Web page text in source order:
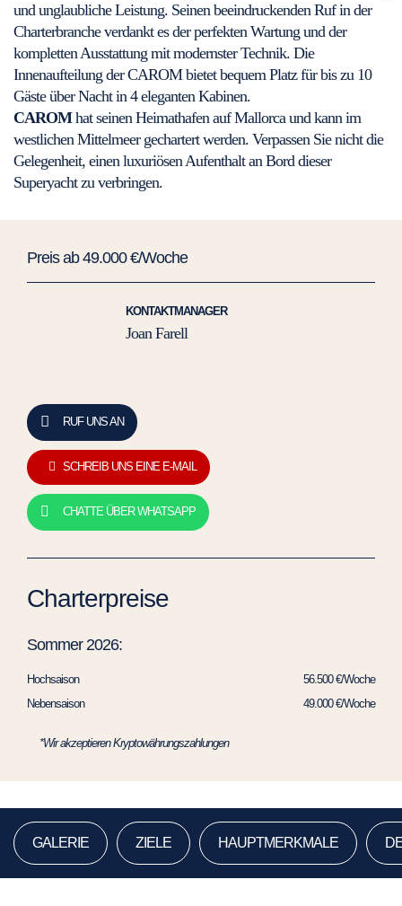
und unglaubliche Leistung. Seinen beeindruckenden Ruf in der
Charterbranche verdankt es der perfekten Wartung und der
kompletten Ausstattung mit modernster Technik. Die
Innenaufteilung der CAROM bietet bequem Platz für bis zu 10
Gäste über Nacht in 4 eleganten Kabinen.
CAROMhat seinen Heimathafen auf Mallorca und kann im
westlichen Mittelmeer gechartert werden. Verpassen Sie nicht die
Gelegenheit, einen luxuriösen Aufenthalt an Bord dieser
Superyacht zu verbringen.
Preis ab 49.000 €/Woche
KONTAKTMANAGER
Joan Farell
RUF UNS AN
SCHREIB UNS EINE E-MAIL
CHATTE ÜBER WHATSAPP
Charterpreise
Sommer 2026:
Hochsaison
56.500 €/Woche
Nebensaison
49.000 €/Woche
*Wir akzeptieren Kryptowährungszahlungen
GALERIE ZIELE HAUPTMERKMALE